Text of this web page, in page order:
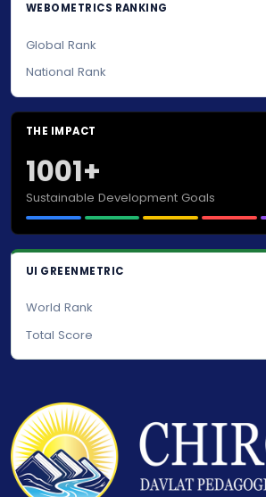
WEBOMETRICS RANKING
Global Rank
National Rank
THE IMPACT
1001+
Sustainable Development Goals
UI GREENMETRIC
World Rank
Total Score